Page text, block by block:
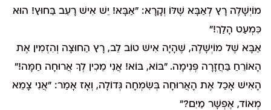
מוֹיְשָׁלֶה רָץ לְאַבָּא שֶׁלּוֹ וְקָרָא: "אַבָּא! יֵשׁ אִישׁ רָעֵב בַּחוּץ! הוּא
כִּמְעַט הָלַךְ!"
אַבָּא שֶׁל מוֹיְשָׁלֶה, שֶׁהָיָה אִישׁ טוֹב לֵב, רָץ הַחוּצָה וְהִזְמִין אֶת
הָאוֹרֵחַ בַּחֲזָרָה פְּנִימָה. "בּוֹא, בּוֹא! אֲנִי מֵכִין לְךָ אֲרוּחָה חַמָּה!"
הָאִישׁ אָכַל אֶת הָאֲרוּחָה בְּשִׂמְחָה גְּדוֹלָה, וְאָז אָמַר: "אֲנִי צָמֵא
מְאוֹד, אֶפְשָׁר מַיִם?"